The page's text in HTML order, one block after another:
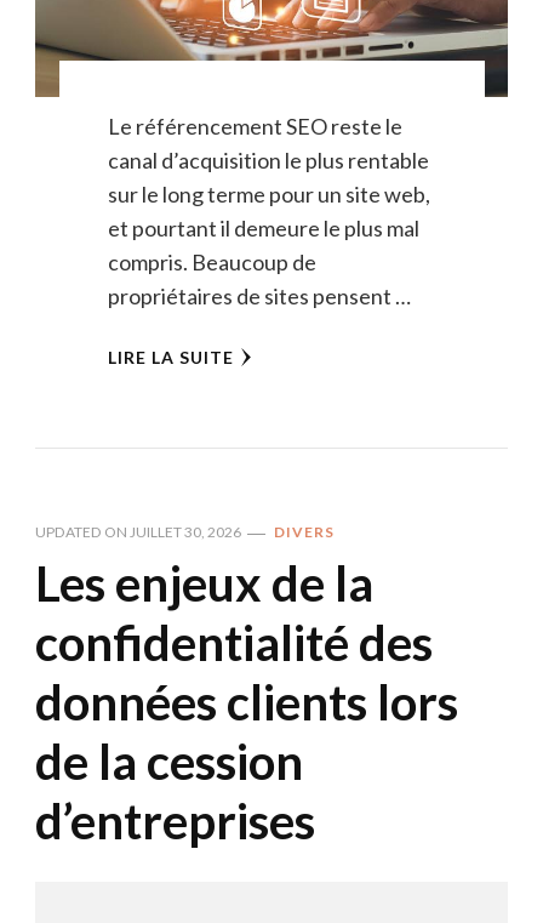
Le référencement SEO reste le
canal d’acquisition le plus rentable
sur le long terme pour un site web,
et pourtant il demeure le plus mal
compris. Beaucoup de
propriétaires de sites pensent …
LIRE LA SUITE
UPDATED ON JUILLET 30, 2026 DIVERS
Les enjeux de la
confidentialité des
données clients lors
de la cession
d’entreprises